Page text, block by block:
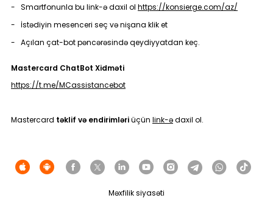
Tariflər
İnsan Resursları
Əlaqə və təkliflər
- Smartfonunla bu link-ə daxil ol https://konsierge.com/az/
- İstədiyin mesenceri seç və nişana klik et
- Açılan çat-bot pəncərəsində qeydiyyatdan keç.
Mastercard ChatBot Xidməti
https://t.me/MCassistancebot
Mastercard təklif və endirimləriüçün link-ədaxil ol.
Məxfilik siyasəti